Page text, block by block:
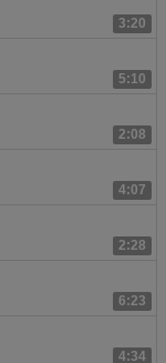
3:20
5:10
2:08
4:07
2:28
6:23
4:34